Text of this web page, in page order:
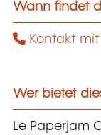
Wann findet
Kontakt
Wer bietet
Le Paperjam